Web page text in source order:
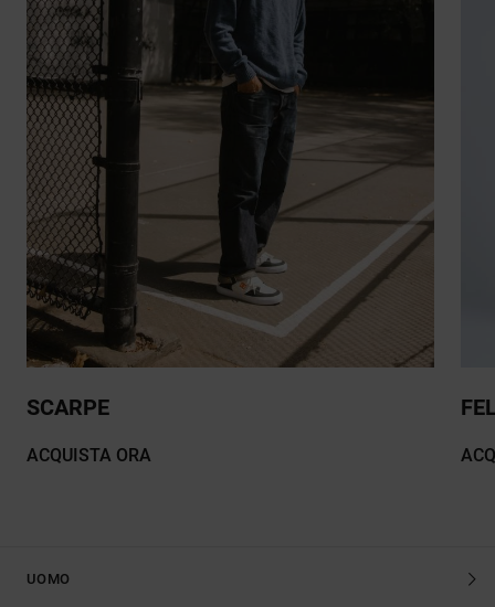
SCARPE
ACQUISTA ORA
UOMO